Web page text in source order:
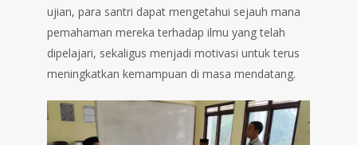
ujian, para santri dapat mengetahui sejauh mana
pemahaman mereka terhadap ilmu yang telah
dipelajari, sekaligus menjadi motivasi untuk terus
meningkatkan kemampuan di masa mendatang.